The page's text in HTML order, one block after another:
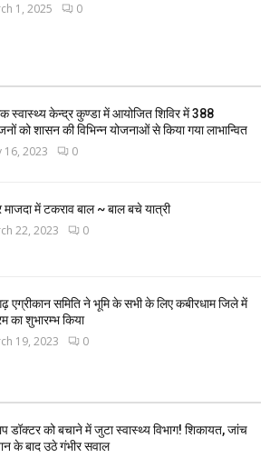
1, 2025 0
स्वास्थ्य केन्द्र कुण्डा में आयोजित शिविर में 388
को शासन की विभिन्न योजनाओं से किया गया लाभान्वित
16, 2023 0
में टकराव बाल ~ बाल बचे यात्री
22, 2023 0
एग्रीकान समिति ने भूमि के सभी के लिए कबीरधाम जिले में
का शुभारम्भ किया
19, 2023 0
डॉक्टर को बचाने में जुटा स्वास्थ्य विभाग! शिकायत, जांच
के बाद उठे गंभीर सवाल